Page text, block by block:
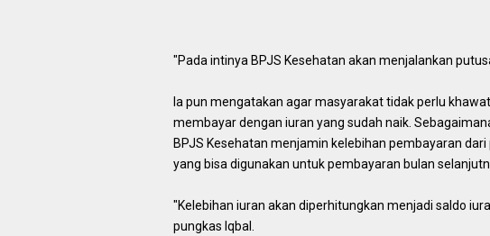
"Pada intinya BPJS Kesehatan akan menjalankan
Ia pun mengatakan agar masyarakat tidak perlu
membayar dengan iuran yang sudah naik.
BPJS Kesehatan menjamin kelebihan pembayaran
yang bisa digunakan untuk pembayaran bulan
"Kelebihan iuran akan diperhitungkan menjadi saldo
pungkas Iqbal.